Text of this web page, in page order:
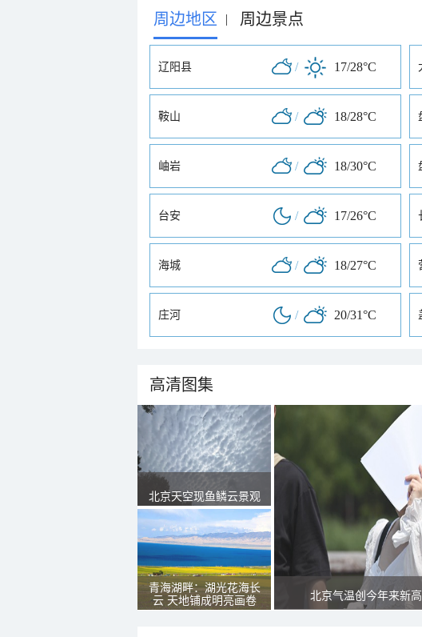
周边地区 | 周边景点
辽阳县 / 17/28°C
鞍山 / 18/28°C
岫岩 / 18/30°C
台安 / 17/26°C
海城 / 18/27°C
庄河 / 20/31°C
高清图集
北京天空现鱼鳞云景观
青海湖畔：湖光花海长
云 天地铺成明亮画卷
北京气温创今年来新